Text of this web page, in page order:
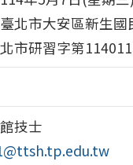
北市大安區新生國
市研習字第
技士